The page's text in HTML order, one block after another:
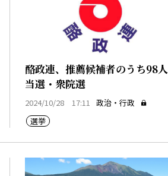
酪政連、推薦候補者のうち98人
当選・衆院選
2024/10/28 17:11
政治・行政
選挙